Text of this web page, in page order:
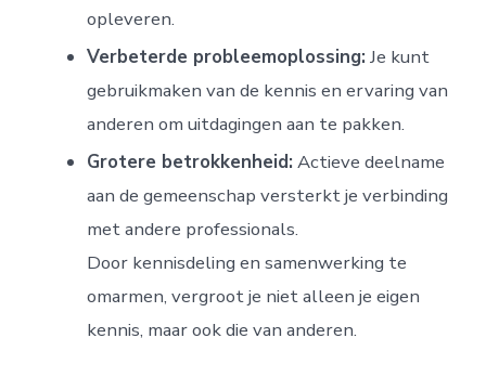
opleveren.
Verbeterde probleemoplossing: Je kunt
gebruikmaken van de kennis en ervaring van
anderen om uitdagingen aan te pakken.
Grotere betrokkenheid: Actieve deelname
aan de gemeenschap versterkt je verbinding
met andere professionals.
Door kennisdeling en samenwerking te
omarmen, vergroot je niet alleen je eigen
kennis, maar ook die van anderen.